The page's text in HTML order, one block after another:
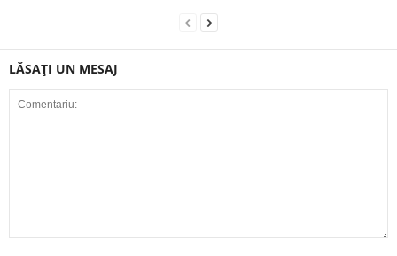
LĂSAȚI UN MESAJ